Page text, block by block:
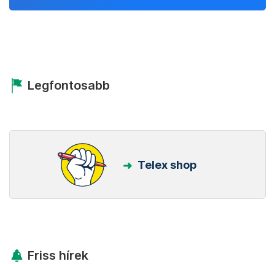
Legfontosabb
Telex shop
Friss hírek